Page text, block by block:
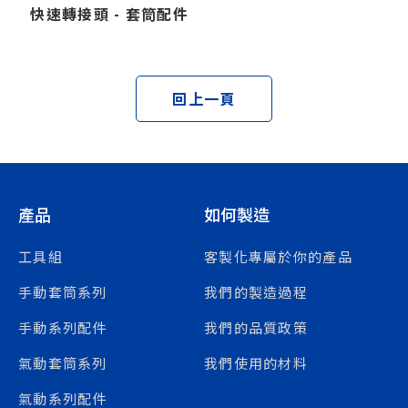
快速轉接頭 - 套筒配件
回上一頁
產品
工具組
手動套筒系列
手動系列配件
氣動套筒系列
氣動系列配件
如何製造
客製化專屬於你的產品
我們的製造過程
我們的品質政策
我們使用的材料